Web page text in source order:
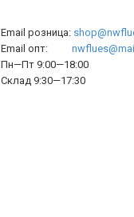
Email розница:
Email опт:
Пн—Пт 9:00—18:00
Склад 9:30—17:30